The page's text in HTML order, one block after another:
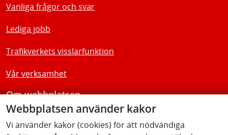
Webbplatsen använder kakor
Vi använder kakor (cookies) för att nödvändiga
Vanliga frågor och svar
Lediga jobb
Trafikverkets visslarfunktion
Vår verksamhet
Om webbplatsen
Tillgänglighetsredogörelse